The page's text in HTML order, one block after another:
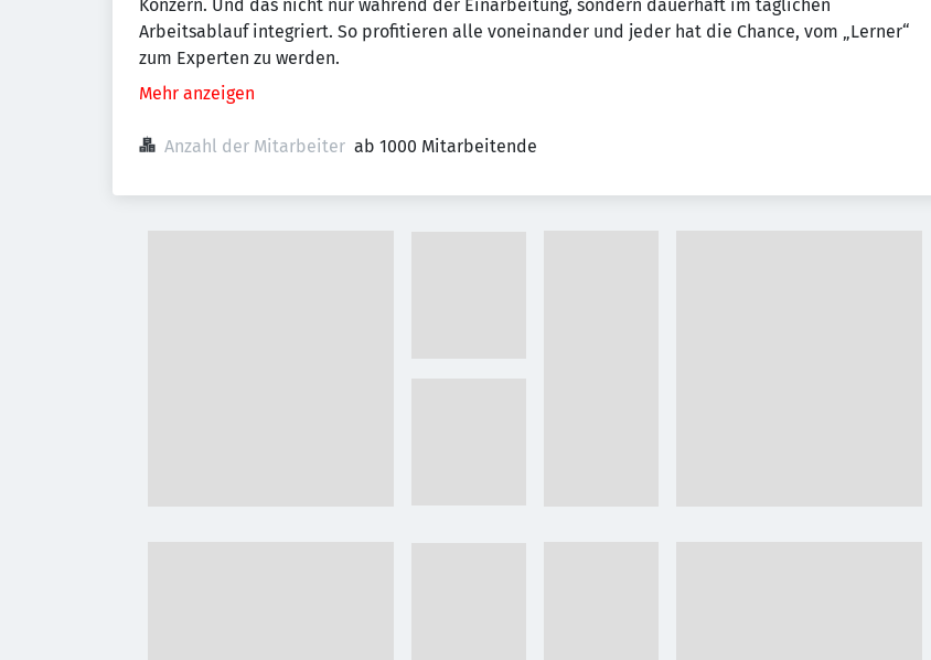
Konzern. Und das nicht nur während der Einarbeitung, sondern dauerhaft im täglichen
Arbeitsablauf integriert. So profitieren alle voneinander und jeder hat die Chance, vom „Lerner“
zum Experten zu werden.
Mehr anzeigen
Anzahl der Mitarbeiter ab 1000 Mitarbeitende